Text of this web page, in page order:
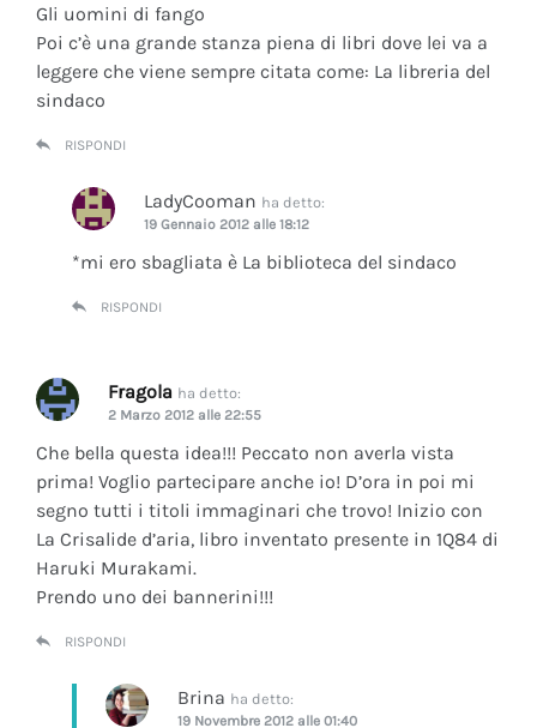
Gli uomini di fango
Poi c’è una grande stanza piena di libri dove lei va a
leggere che viene sempre citata come: La libreria del
sindaco
RISPONDI
LadyCooman ha detto:
19 Gennaio 2012 alle 18:12
*mi ero sbagliata è La biblioteca del sindaco
RISPONDI
Fragola ha detto:
2 Marzo 2012 alle 22:55
Che bella questa idea!!! Peccato non averla vista
prima! Voglio partecipare anche io! D’ora in poi mi
segno tutti i titoli immaginari che trovo! Inizio con
La Crisalide d’aria, libro inventato presente in 1Q84 di
Haruki Murakami.
Prendo uno dei bannerini!!!
RISPONDI
Brina ha detto:
19 Novembre 2012 alle 01:40